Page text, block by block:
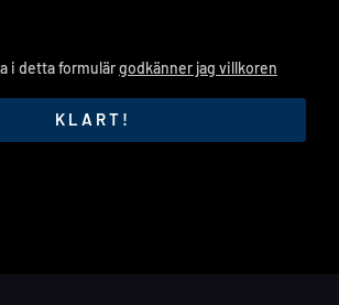
i detta formulärgodkänner jag villkoren
KLART!